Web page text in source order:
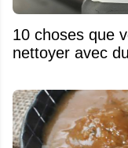
10 choses que
nettoyer avec